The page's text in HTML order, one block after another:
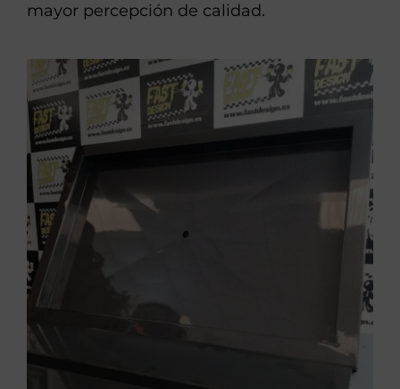
mayor percepción de calidad.